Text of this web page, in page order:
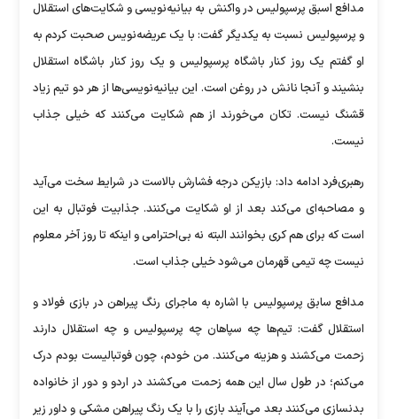
مدافع اسبق پرسپولیس در واکنش به بیانیه‌نویسی و شکایت‌های استقلال
و پرسپولیس نسبت به یکدیگر گفت: با یک عریضه‌نویس صحبت کردم به
او گفتم یک روز کنار باشگاه پرسپولیس و یک روز کنار باشگاه استقلال
بنشیند و آنجا نانش در روغن است. این بیانیه‌نویسی‌ها از هر دو تیم زیاد
قشنگ نیست. تکان می‌خورند از هم شکایت می‌کنند که خیلی جذاب
نیست.
رهبری‌فرد ادامه داد: بازیکن درجه فشارش بالاست در شرایط سخت می‌آید
و مصاحبه‌ای می‌کند بعد از او شکایت می‌کنند. جذابیت فوتبال به این
است که برای هم کری بخوانند البته نه بی‌احترامی و اینکه تا روز آخر معلوم
نیست چه تیمی قهرمان می‌شود خیلی جذاب است.
مدافع سابق پرسپولیس با اشاره به ماجرای رنگ پیراهن در بازی فولاد و
استقلال گفت: تیم‌ها چه سپاهان چه پرسپولیس و چه استقلال دارند
زحمت می‌کشند و هزینه می‌کنند. من خودم، چون فوتبالیست بودم درک
می‌کنم؛ در طول سال این همه زحمت می‌کشند در اردو و دور از خانواده
بدنسازی می‌کنند بعد می‌آیند بازی را با یک رنگ پیراهن مشکی و داور زیر